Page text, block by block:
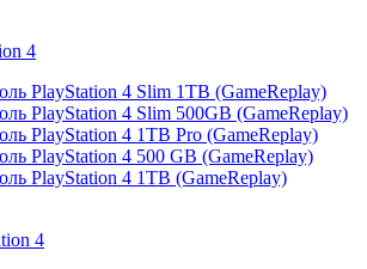
4
PlayStation 4 Slim 1TB (GameReplay)
PlayStation 4 Slim 500GB (GameReplay)
PlayStation 4 1TB Pro (GameReplay)
PlayStation 4 500 GB (GameReplay)
PlayStation 4 1TB (GameReplay)
4